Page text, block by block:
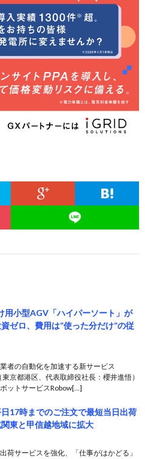
用小型AGV「ハイパーソート」が
ゼロ、費用は”使った分だけ”の従
者の自動化を加速する新サービス
京都港区、代表取締役社長：櫻井進悟）
ットサービスRobow[…]
17時までのご注文で最短当日出荷
東と甲信越地域に拡大
荷サービスを強化、「仕事がはかどる」